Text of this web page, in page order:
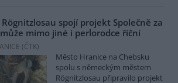
spojí projekt Společně za
mimo jiné i perlorodce říční
(ČTK)
Město Hranice na Chebsku
spolu s německým městem
Rögnitzlosau připravilo projekt